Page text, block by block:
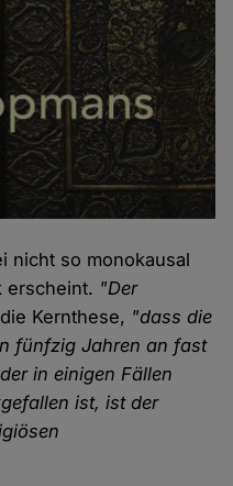
nicht so monokausal
erscheint. "Der
Kernthese, "dass die
fünfzig Jahren an fast
in einigen Fällen
ist, ist der